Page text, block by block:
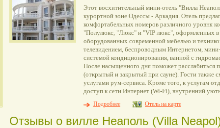
Этот восхитительный мини-отель "Вилла
курортной зоне Одессы - Аркадия. Отель
комфортабельных номеров различного уровня
"Полулюкс, "Люкс" и "VIP люкс", оформленных в
оборудованных современной мебелью и
телевидением, беспроводным Интернетом,
системой кондиционирования, ванной с
После насыщенного дня поможет расслабиться
(открытый и закрытый при сауне). Гости также
услугами рум-сервиса. Кроме того, к услугам
доступ к сети Интернет (Wi-Fi), внутренний
Подробнее
Отель на карте
Отзывы о вилле Неаполь (Villa